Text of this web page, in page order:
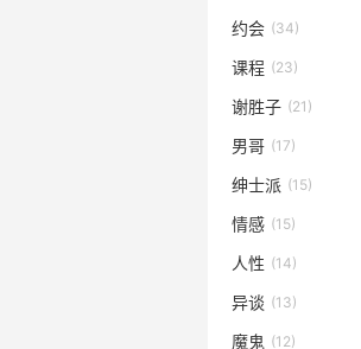
约会 (34)
课程 (23)
谢胜子 (21)
男哥 (17)
绅士派 (15)
情感 (15)
人性 (14)
异谈 (13)
魔鬼 (12)